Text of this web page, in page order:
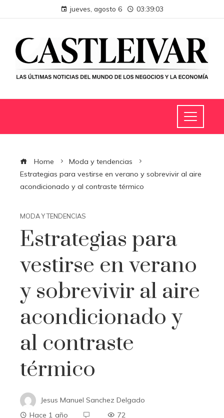
jueves, agosto 6 03:39:04
Home
Moda y tendencias
Estrategias para vestirse en verano y sobrevivir al aire
acondicionado y al contraste térmico
MODA Y TENDENCIAS
Estrategias para
vestirse en verano
y sobrevivir al aire
acondicionado y
al contraste
térmico
Jesus Manuel Sanchez Delgado
Hace 1 año
72